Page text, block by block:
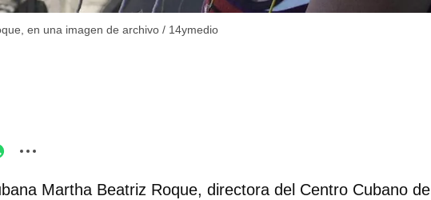
en una imagen de archivo / 14ymedio
Martha Beatriz Roque, directora del Centro Cubano de